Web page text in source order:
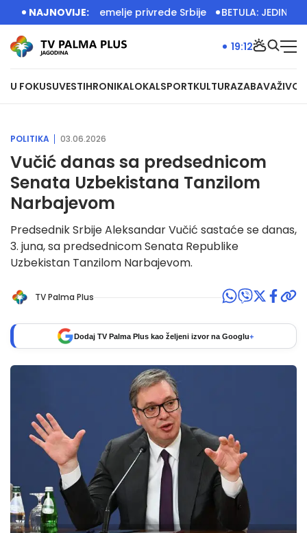
NAJNOVIJE:
radom grade temelje privrede Srbije BETULA:
U FOKUSUVESTIHRONIKALOKALSPORTKULTURAZABAVAŽIVOT
19:12
POLITIKA 03.06.2026
Vučić danas sa predsednicom
Senata Uzbekistana Tanzilom
Narbajevom
Predsednik Srbije Aleksandar Vučić sastaće se danas,
3. juna, sa predsednicom Senata Republike
Uzbekistan Tanzilom Narbajevom.
TV Palma Plus
Dodaj TV Palma Plus kao željeni izvor na Googlu+